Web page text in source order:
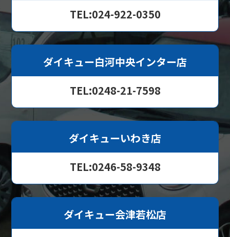
TEL:024-922-0350
ダイキュー白河中央インター店
TEL:0248-21-7598
ダイキューいわき店
TEL:0246-58-9348
ダイキュー会津若松店